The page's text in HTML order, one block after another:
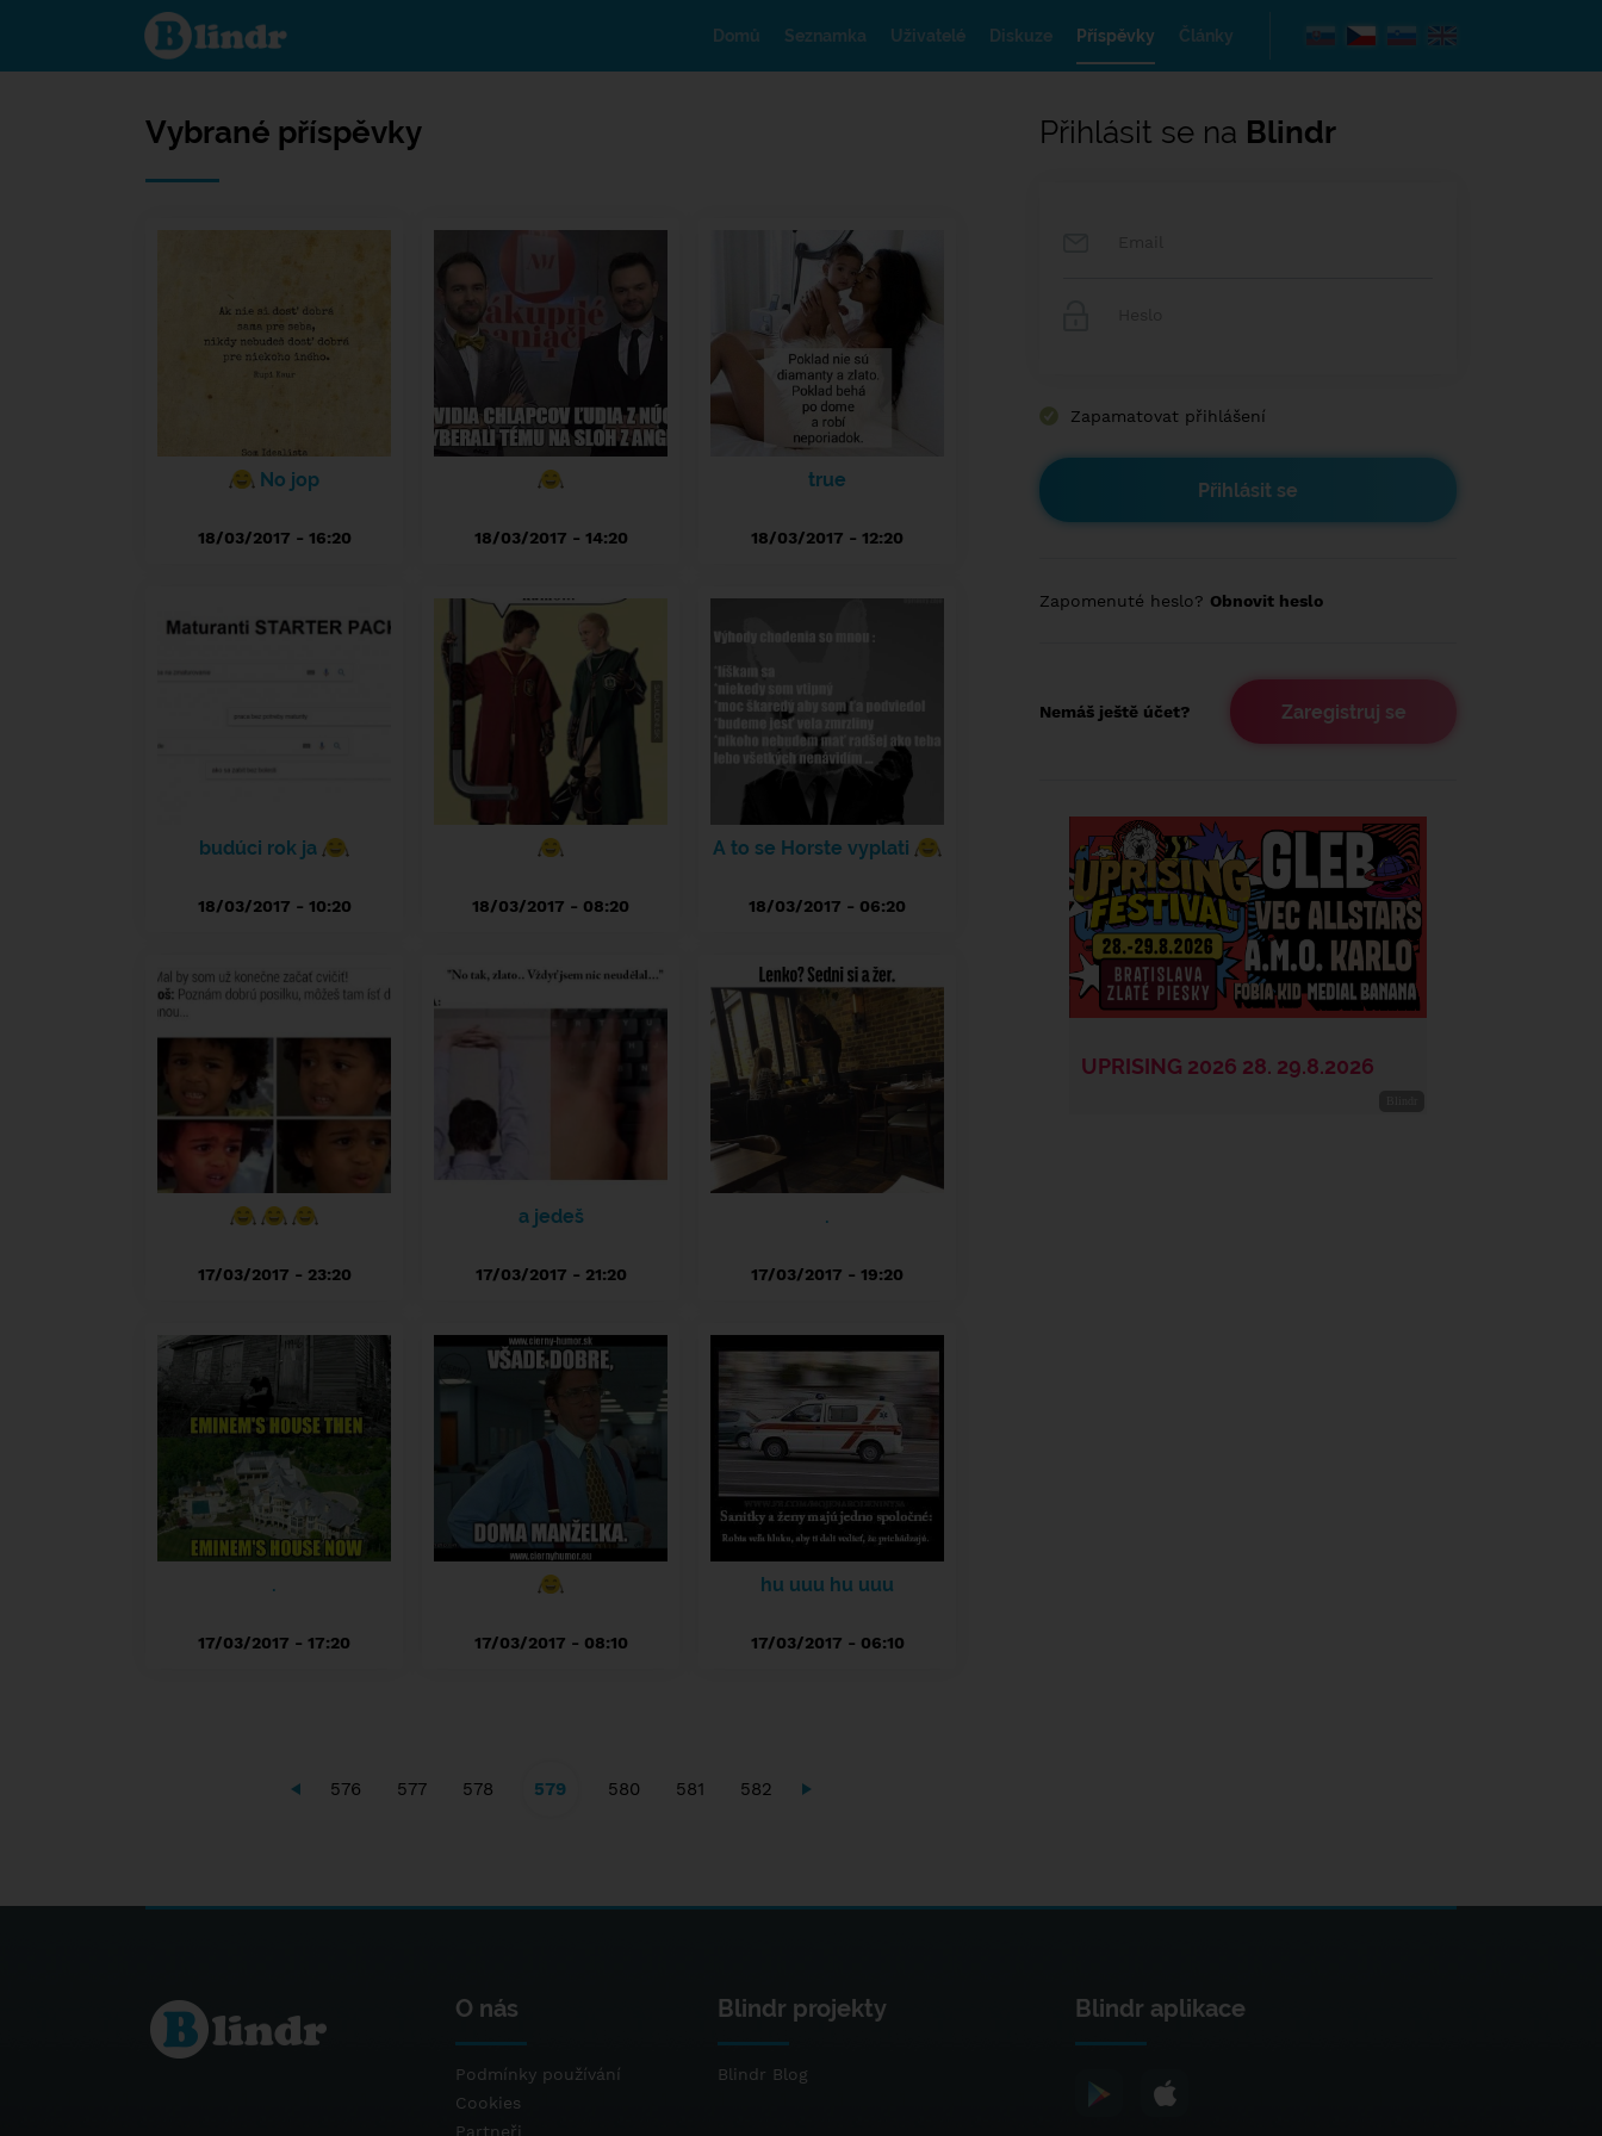
Příspěvky
Domů
Seznamka Uživatelé Diskuze Příspěvky Články
Vybrané příspěvky
No jop
18/03/2017 - 16:20 18/03/2017 - 14:20
true
18/03/2017 - 12:20
budúci rok ja
18/03/2017 - 10:20 18/03/2017 - 08:20
A to se Horste vyplati
18/03/2017 - 06:20
17/03/2017 - 23:20
a jedeš
17/03/2017 - 21:20
.
17/03/2017 - 19:20
.
17/03/2017 - 17:20 17/03/2017 - 08:10
hu uuu hu uuu
17/03/2017 - 06:10
576 577 578 579 580 581 582
Přihlásit se na Blindr
Zapamatovat přihlášení
Zapomenuté heslo? Obnovit heslo
Nemáš ještě účet? Zaregistruj se
O nás
Podmínky používání
Cookies
Partneři
Blindr projekty
Blindr Blog
Blindr aplikace